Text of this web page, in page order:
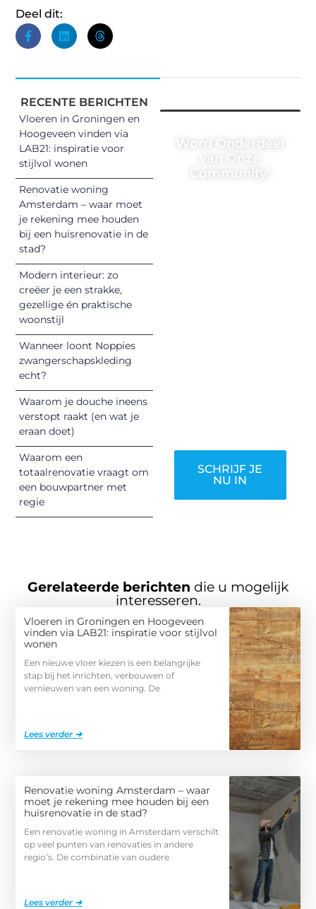
Deel dit:
RECENTE BERICHTEN
Vloeren in Groningen en
Hoogeveen vinden via
LAB21: inspiratie voor
stijlvol wonen
Renovatie woning
Amsterdam – waar moet
je rekening mee houden
bij een huisrenovatie in de
stad?
Modern interieur: zo
creëer je een strakke,
gezellige én praktische
woonstijl
Wanneer loont Noppies
zwangerschapskleding
echt?
Waarom je douche ineens
verstopt raakt (en wat je
eraan doet)
Waarom een
totaalrenovatie vraagt om
een bouwpartner met
regie
Word Onderdeel
van Onze
Community!
SCHRIJF JE
NU IN
Gerelateerde berichten die u mogelijk
interesseren.
Vloeren in Groningen en Hoogeveen
vinden via LAB21: inspiratie voor stijlvol
wonen
Een nieuwe vloer kiezen is een belangrijke
stap bij het inrichten, verbouwen of
vernieuwen van een woning. De
Lees verder ➜
Renovatie woning Amsterdam – waar
moet je rekening mee houden bij een
huisrenovatie in de stad?
Een renovatie woning in Amsterdam verschilt
op veel punten van renovaties in andere
regio’s. De combinatie van oudere
Lees verder ➜